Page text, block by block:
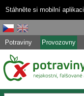
Stáhněte si mobilní aplikaci
Potraviny Provozovny